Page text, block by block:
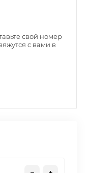
свой номер
с вами в